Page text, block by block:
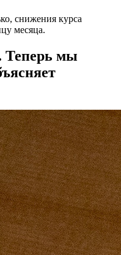
снижения курса
месяца.
Теперь мы